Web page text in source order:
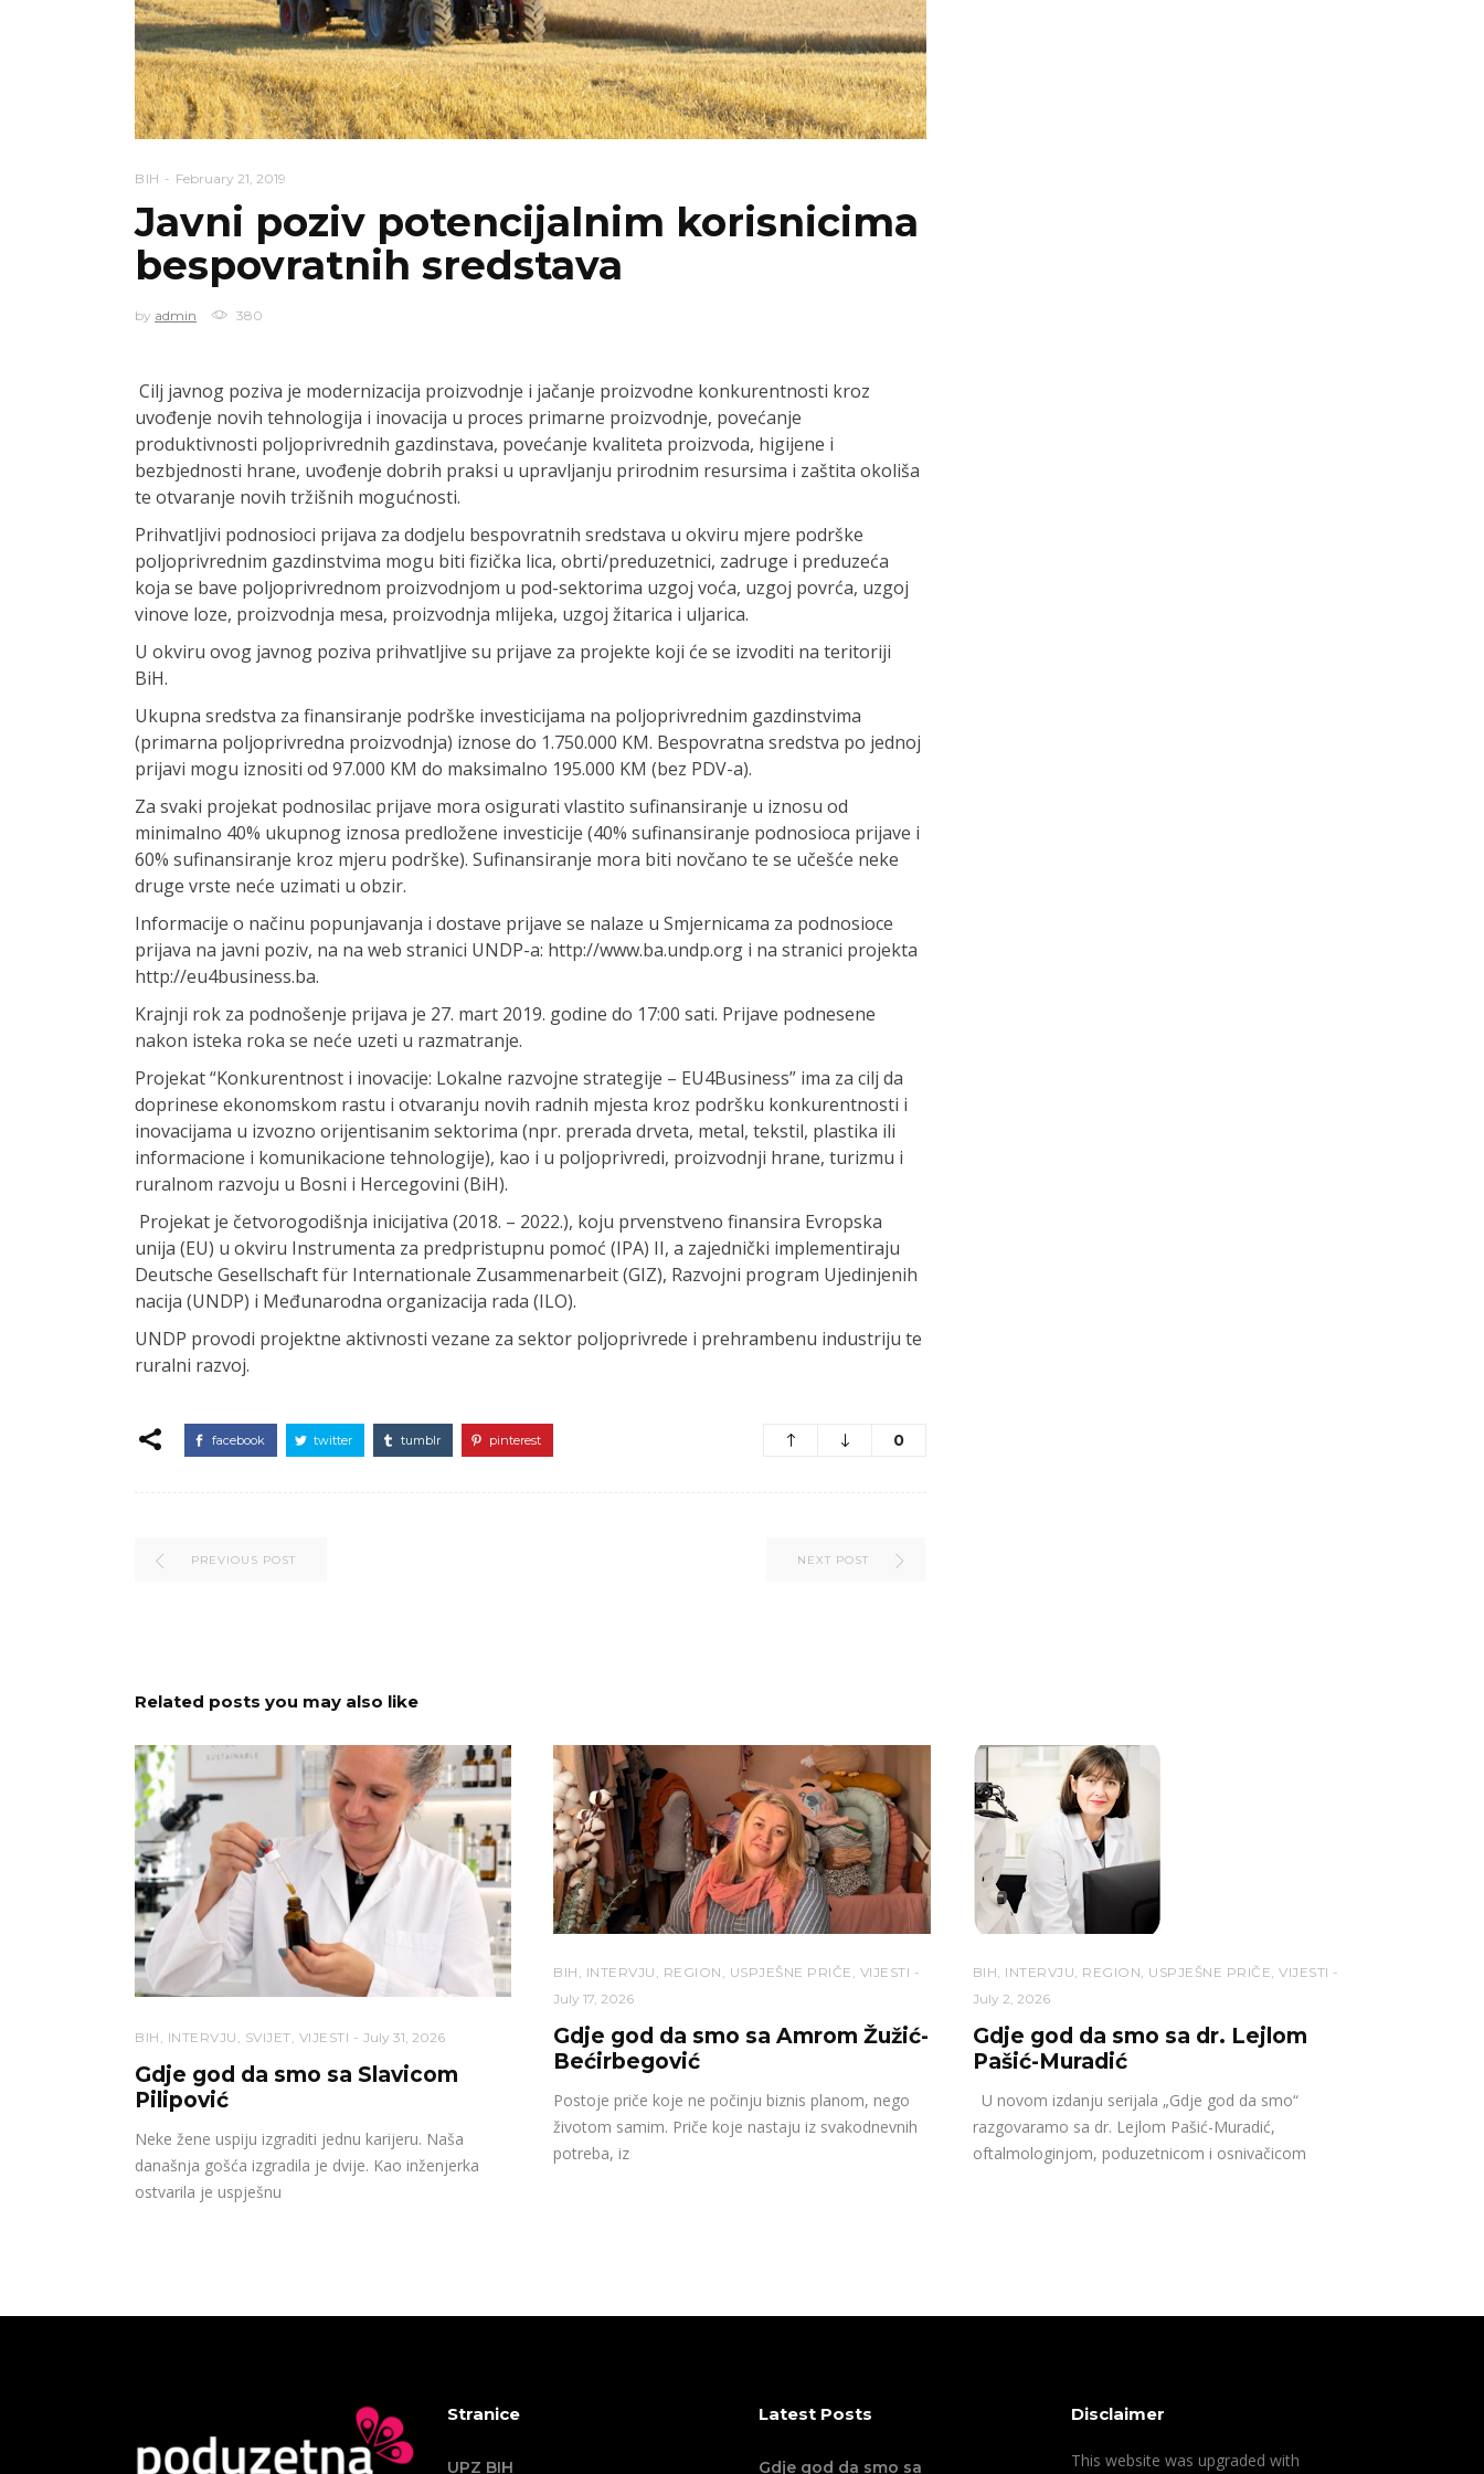
BIH February 21, 2019
Javni poziv potencijalnim korisnicima
bespovratnih sredstava
by admin 380
Cilj javnog poziva je modernizacija proizvodnje i jačanje proizvodne konkurentnosti kroz
uvođenje novih tehnologija i inovacija u proces primarne proizvodnje, povećanje
produktivnosti poljoprivrednih gazdinstava, povećanje kvaliteta proizvoda, higijene i
bezbjednosti hrane, uvođenje dobrih praksi u upravljanju prirodnim resursima i zaštita okoliša
te otvaranje novih tržišnih mogućnosti.
Prihvatljivi podnosioci prijava za dodjelu bespovratnih sredstava u okviru mjere podrške
poljoprivrednim gazdinstvima mogu biti fizička lica, obrti/preduzetnici, zadruge i preduzeća
koja se bave poljoprivrednom proizvodnjom u pod-sektorima uzgoj voća, uzgoj povrća, uzgoj
vinove loze, proizvodnja mesa, proizvodnja mlijeka, uzgoj žitarica i uljarica.
U okviru ovog javnog poziva prihvatljive su prijave za projekte koji će se izvoditi na teritoriji
BiH.
Ukupna sredstva za finansiranje podrške investicijama na poljoprivrednim gazdinstvima
(primarna poljoprivredna proizvodnja) iznose do 1.750.000 KM. Bespovratna sredstva po jednoj
prijavi mogu iznositi od 97.000 KM do maksimalno 195.000 KM (bez PDV-a).
Za svaki projekat podnosilac prijave mora osigurati vlastito sufinansiranje u iznosu od
minimalno 40% ukupnog iznosa predložene investicije (40% sufinansiranje podnosioca prijave i
60% sufinansiranje kroz mjeru podrške). Sufinansiranje mora biti novčano te se učešće neke
druge vrste neće uzimati u obzir.
Informacije o načinu popunjavanja i dostave prijave se nalaze u Smjernicama za podnosioce
prijava na javni poziv, na na web stranici UNDP-a: http://www.ba.undp.org i na stranici projekta
http://eu4business.ba.
Krajnji rok za podnošenje prijava je 27. mart 2019. godine do 17:00 sati. Prijave podnesene
nakon isteka roka se neće uzeti u razmatranje.
Projekat “Konkurentnost i inovacije: Lokalne razvojne strategije – EU4Business” ima za cilj da
doprinese ekonomskom rastu i otvaranju novih radnih mjesta kroz podršku konkurentnosti i
inovacijama u izvozno orijentisanim sektorima (npr. prerada drveta, metal, tekstil, plastika ili
informacione i komunikacione tehnologije), kao i u poljoprivredi, proizvodnji hrane, turizmu i
ruralnom razvoju u Bosni i Hercegovini (BiH).
Projekat je četvorogodišnja inicijativa (2018. – 2022.), koju prvenstveno finansira Evropska
unija (EU) u okviru Instrumenta za predpristupnu pomoć (IPA) II, a zajednički implementiraju
Deutsche Gesellschaft für Internationale Zusammenarbeit (GIZ), Razvojni program Ujedinjenih
nacija (UNDP) i Međunarodna organizacija rada (ILO).
UNDP provodi projektne aktivnosti vezane za sektor poljoprivrede i prehrambenu industriju te
ruralni razvoj.
facebook twitter tumblr pinterest 0
PREVIOUS POST NEXT POST
Related posts you may also like
BIH INTERVJU SVIJET VIJESTI July 31, 2026
Gdje god da smo sa Slavicom
Pilipović
Neke žene uspiju izgraditi jednu karijeru. Naša
današnja gošća izgradila je dvije. Kao inženjerka
ostvarila je uspješnu
BIH INTERVJU REGION USPJEŠNE PRIČE VIJESTI
July 17, 2026
Gdje god da smo sa Amrom Žužić-
Bećirbegović
Postoje priče koje ne počinju biznis planom, nego
životom samim. Priče koje nastaju iz svakodnevnih
potreba, iz
BIH INTERVJU REGION USPJEŠNE PRIČE ,VIJESTI
July 2, 2026
Gdje god da smo sa dr. Lejlom
Pašić-Muradić
U novom izdanju serijala „Gdje god da smo“
razgovaramo sa dr. Lejlom Pašić-Muradić,
oftalmologinjom, poduzetnicom i osnivačicom
Stranice
UPZ BIH
Latest Posts
Gdje god da smo sa
Disclaimer
This website was upgraded with